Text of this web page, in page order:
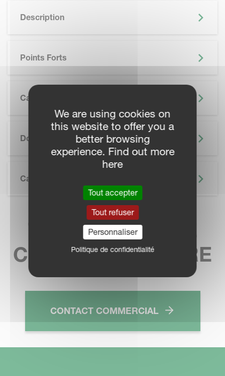
Description
Points Forts
Caractéristiques
Documentation
SKIP BROCHURE
Caractéristiques Techniques
TROUVEZ VOTRE
CONCESSIONNAIRE
CONTACT COMMERCIAL
We are using cookies on
this website to offer you a
better browsing
experience. Find out more
here
Tout accepter
Tout refuser
Personnaliser
Politique de confidentialité